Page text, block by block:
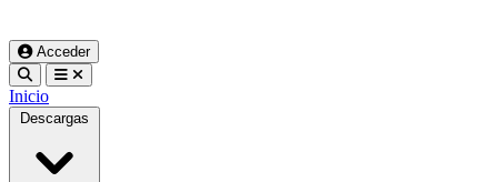
Acceder
Inicio
Descargas